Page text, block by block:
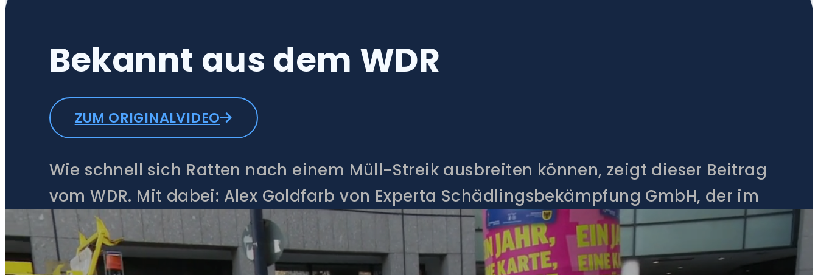
Bekannt aus dem WDR
ZUM ORIGINALVIDEO
Wie schnell sich Ratten nach einem Müll-Streik ausbreiten können, zeigt dieser Beitrag
vom WDR. Mit dabei: Alex Goldfarb von Experta Schädlingsbekämpfung GmbH, der im
Einsatz zeigt, worauf es bei der Schädlingsbekämpfung jetzt ankommt. Ein
spannender Einblick in den Arbeitsalltag unserer Profis – direkt vor Ort.